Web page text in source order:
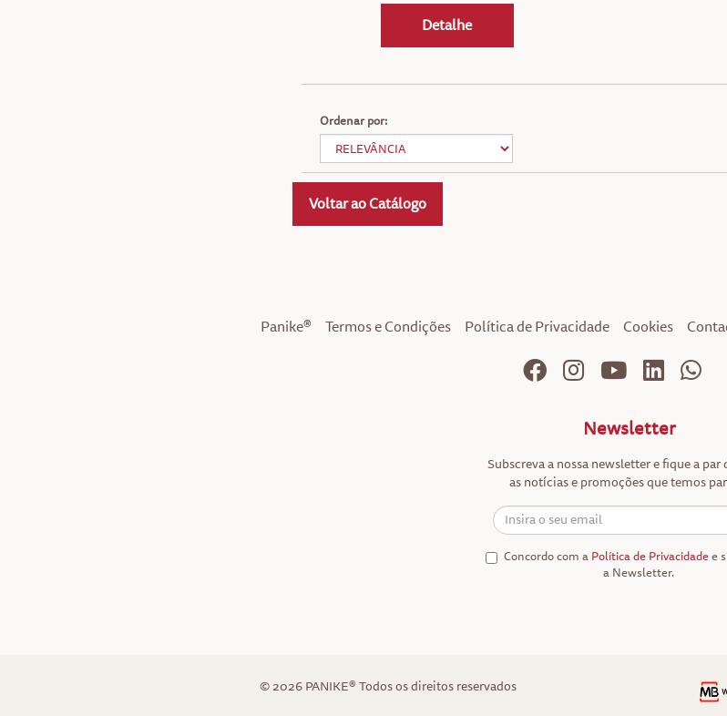
Detalhe
Ordenar por:
Voltar ao Catálogo
Panike® Termos e Condições Política de Privacidade Cookies
Newsletter
Subscreva a nossa newsletter e fique a par
as notícias e promoções que temos
Concordo com a Política de Privacidadee
a Newsletter.
© 2026 PANIKE® Todos os direitos reservados